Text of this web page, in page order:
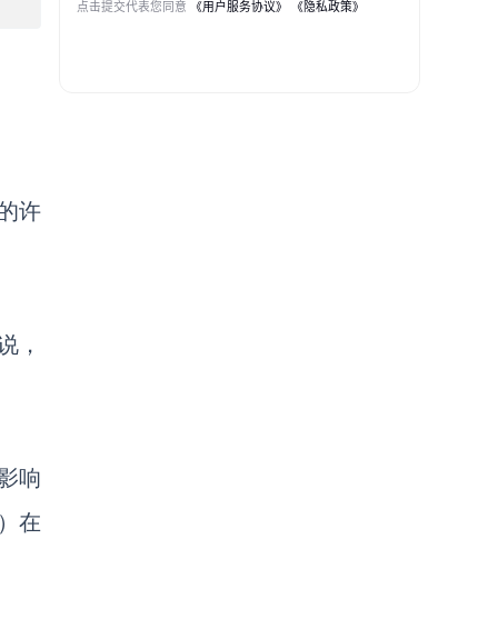
许
，
响
在